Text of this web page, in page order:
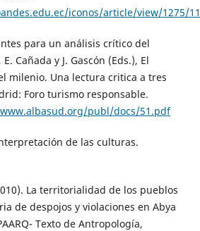
iconos/article/view/1275/
para un análisis crítico del
Cañada y J. Gascón (Eds.), El
milenio. Una lectura critica a tres
Foro turismo responsable.
publ/docs/51.pdf
de las culturas.
La territorialidad de los pueblos
de despojos y violaciones en Abya
Texto de Antropología,